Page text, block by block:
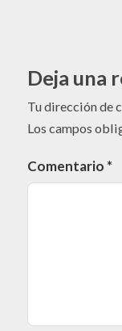
Deja una
Tu dirección de
Los campos
Comentario *